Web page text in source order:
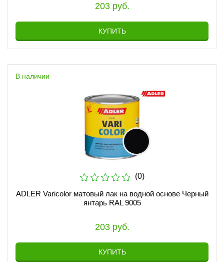
203 руб.
КУПИТЬ
В наличии
(0)
ADLER Varicolor матовый лак на водной основе Черный
янтарь RAL 9005
203 руб.
КУПИТЬ